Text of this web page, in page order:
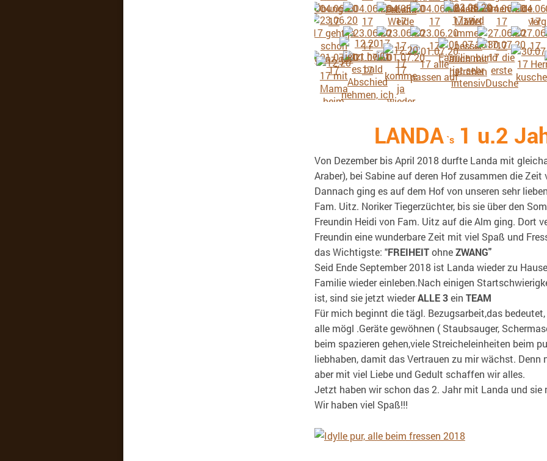
LANDA `s 1 u.2
Von Dezember bis April 2018 durfte Landa mit
Araber), bei Sabine auf deren Hof zusammen die Zeit
Dannach ging es auf dem Hof von unseren sehr
Fam. Uitz. Noriker Tiegerzüchter, bis sie über den
Freundin Heidi von Fam. Uitz auf die Alm ging. Dort
Freundin eine wunderbare Zeit mit viel Spaß und
das Wichtigste: "FREIHEITohneZWANG"
Seid Ende September 2018 ist Landa wieder zu
Familie wieder einleben.Nach einigen
ist, sind sie jetzt wiederALLE 3ein TEAM
Für mich beginnt die tägl. Bezugsarbeit,das
alle mögl .Geräte gewöhnen ( Staubsauger,
beim spazieren gehen,viele Streicheleinheiten beim
liebhaben, damit das Vertrauen zu mir wächst.
aber mit viel Liebe und Gedult schaffen wir alles.
Jetzt haben wir schon das 2. Jahr mit Landa und
Wir haben viel Spaß!!!